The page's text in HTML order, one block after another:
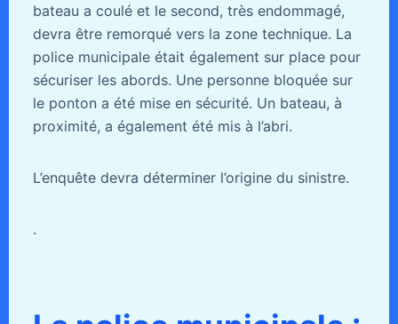
bateau a coulé et le second, très endommagé,
devra être remorqué vers la zone technique. La
police municipale était également sur place pour
sécuriser les abords. Une personne bloquée sur
le ponton a été mise en sécurité. Un bateau, à
proximité, a également été mis à l’abri.
L’enquête devra déterminer l’origine du sinistre.
.